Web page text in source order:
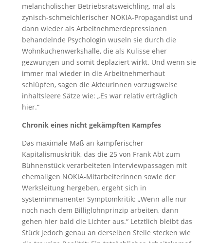
melancholischer Betriebsratsweichling, mal als
zynisch-schmeichlerischer NOKIA-Propagandist und
dann wieder als Arbeitnehmerdepressionen
behandelnde Psychologin wuseln sie durch die
Wohnküchenwerkshalle, die als Kulisse eher
gezwungen und somit deplaziert wirkt. Und wenn sie
immer mal wieder in die Arbeitnehmerhaut
schlüpfen, sagen die AkteurInnen vorzugsweise
inhaltsleere Sätze wie: „Es war relativ erträglich
hier.“
Chronik eines nicht gekämpften Kampfes
Das maximale Maß an kämpferischer
Kapitalismuskritik, das die 25 von Frank Abt zum
Bühnenstück verarbeiteten Interviewpassagen mit
ehemaligen NOKIA-MitarbeiterInnen sowie der
Werksleitung hergeben, ergeht sich in
systemimmanenter Symptomkritik: „Wenn alle nur
noch nach dem Billiglohnprinzip arbeiten, dann
gehen hier bald die Lichter aus.“ Letztlich bleibt das
Stück jedoch genau an derselben Stelle stecken wie